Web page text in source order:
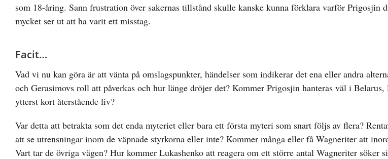
som 18-åring. Sann frustration över sakernas tillstånd skulle kanske kunna förklara varför Prigosjin
mycket ser ut att ha varit ett misstag.
Facit…
Vad vi nu kan göra är att vänta på omslagspunkter, händelser som indikerar det ena eller andra
och Gerasimovs roll att påverkas och hur länge dröjer det? Kommer Prigosjin hanteras väl i
ytterst kort återstående liv?
Var detta att betrakta som det enda myteriet eller bara ett första myteri som snart följs av flera?
att se utrensningar inom de väpnade styrkorna eller inte? Kommer många eller få Wagneriter att
Vart tar de övriga vägen? Hur kommer Lukashenko att reagera om ett större antal Wagneriter söker